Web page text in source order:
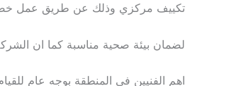
تكييف مركزي وذلك عن طريق عمل
لضمان بيئة صحية مناسبة كما ان
اهم الفنيين في المنطقة بوجه عام للقيام